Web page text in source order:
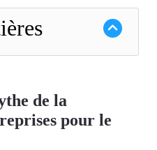
de la
pour le